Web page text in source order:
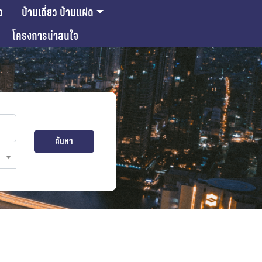
บ้านเดี่ยว บ้านแฝด
โครงการน่าสนใจ
ค้นหา